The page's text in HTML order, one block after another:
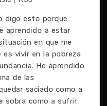
digo esto porque
aprendido a estar
en que me
es vivir en la pobreza
He aprendido
de las
saciado como a
sobra como a sufrir